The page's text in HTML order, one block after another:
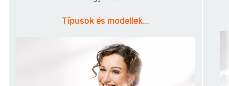
Típusok és modellek…